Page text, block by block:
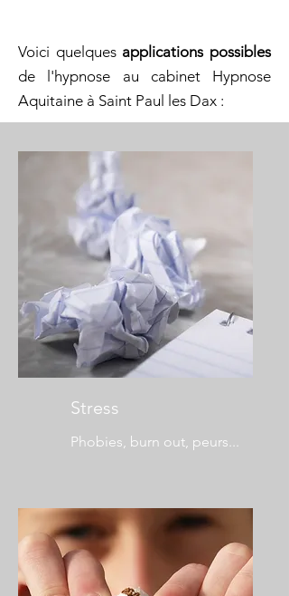
Voici quelques applications possibles
de l'hypnose au cabinet Hypnose
Aquitaine à Saint Paul les Dax :
Stress
Phobies, burn out, peurs...